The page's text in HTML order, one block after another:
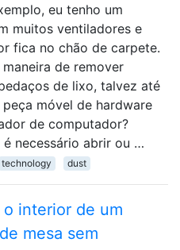
eu tenho um
muitos ventiladores e
fica no chão de carpete.
de remover
de lixo, talvez até
móvel de hardware
de computador?
é necessário abrir ou …
technology dust
interior de um
mesa sem